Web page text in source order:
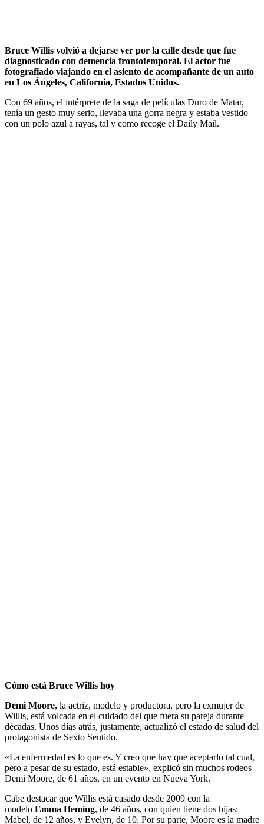
Bruce Willis volvió a dejarse ver por la calle desde que fue
diagnosticado con demencia frontotemporal. El actor fue
fotografiado viajando en el asiento de acompañante de un auto
en Los Ángeles, California, Estados Unidos.
Con 69 años, el intérprete de la saga de películas Duro de Matar,
tenía un gesto muy serio, llevaba una gorra negra y estaba vestido
con un polo azul a rayas, tal y como recoge el Daily Mail.
Cómo está Bruce Willis hoy
Demi Moore, la actriz, modelo y productora, pero la exmujer de
Willis, está volcada en el cuidado del que fuera su pareja durante
décadas. Unos días atrás, justamente, actualizó el estado de salud del
protagonista de Sexto Sentido.
«La enfermedad es lo que es. Y creo que hay que aceptarlo tal cual,
pero a pesar de su estado, está estable», explicó sin muchos rodeos
Demi Moore, de 61 años, en un evento en Nueva York.
Cabe destacar que Willis está casado desde 2009 con la
modelo Emma Heming, de 46 años, con quien tiene dos hijas:
Mabel, de 12 años, y Evelyn, de 10. Por su parte, Moore es la madre